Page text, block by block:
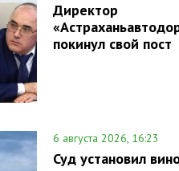
Директор
покинул свой пост
6 августа 2026, 16:23
Суд установил